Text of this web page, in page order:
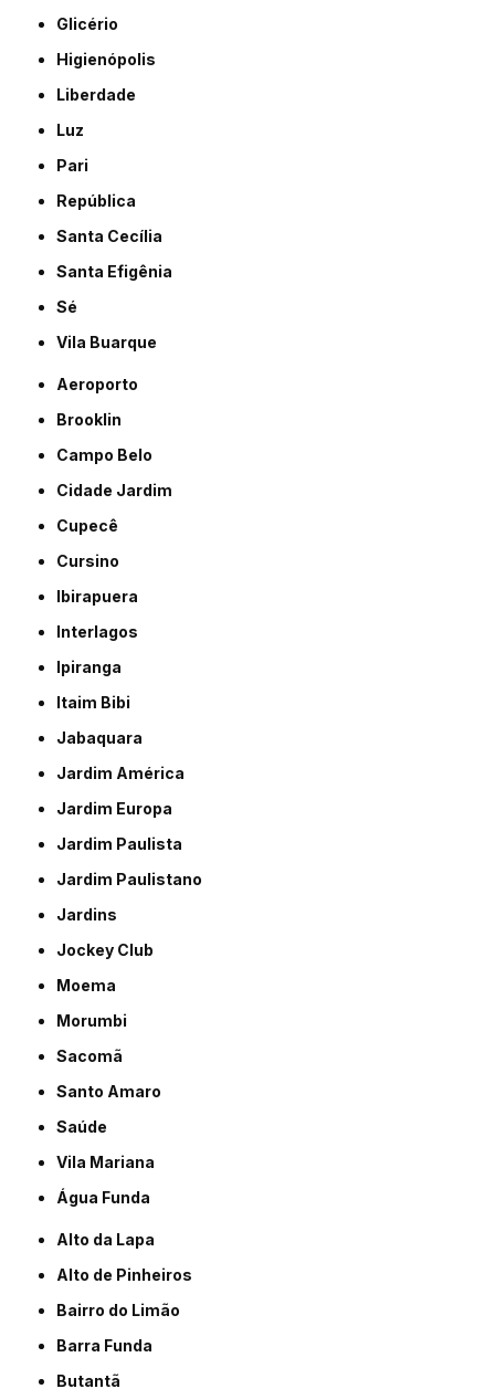
Glicério
Higienópolis
Liberdade
Luz
Pari
República
Santa Cecília
Santa Efigênia
Sé
Vila Buarque
Aeroporto
Brooklin
Campo Belo
Cidade Jardim
Cupecê
Cursino
Ibirapuera
Interlagos
Ipiranga
Itaim Bibi
Jabaquara
Jardim América
Jardim Europa
Jardim Paulista
Jardim Paulistano
Jardins
Jockey Club
Moema
Morumbi
Sacomã
Santo Amaro
Saúde
Vila Mariana
Água Funda
Alto da Lapa
Alto de Pinheiros
Bairro do Limão
Barra Funda
Butantã